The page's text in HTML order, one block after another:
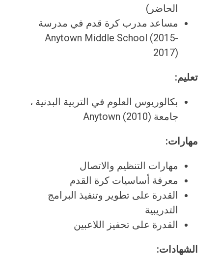
الحاضر)
مساعد مدرب كرة قدم في مدرسة
Anytown Middle School (2015-
2017)
تعليم:
بكالوريوس العلوم في التربية البدنية ،
جامعة Anytown (2010)
مهارات:
مهارات التنظيم والاتصال
معرفة أساسيات كرة القدم
القدرة على تطوير وتنفيذ البرامج
التدريبية
القدرة على تحفيز اللاعبين
الشهادات: